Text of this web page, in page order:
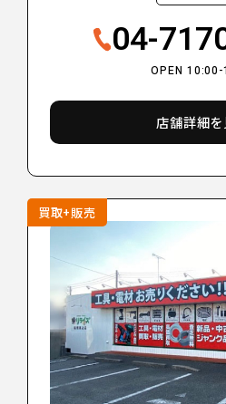
04-
OPEN
店舗詳細
買取+販売